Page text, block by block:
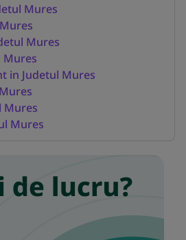
Mures
Mures
Mures
in Judetul Mures
Mures
Mures